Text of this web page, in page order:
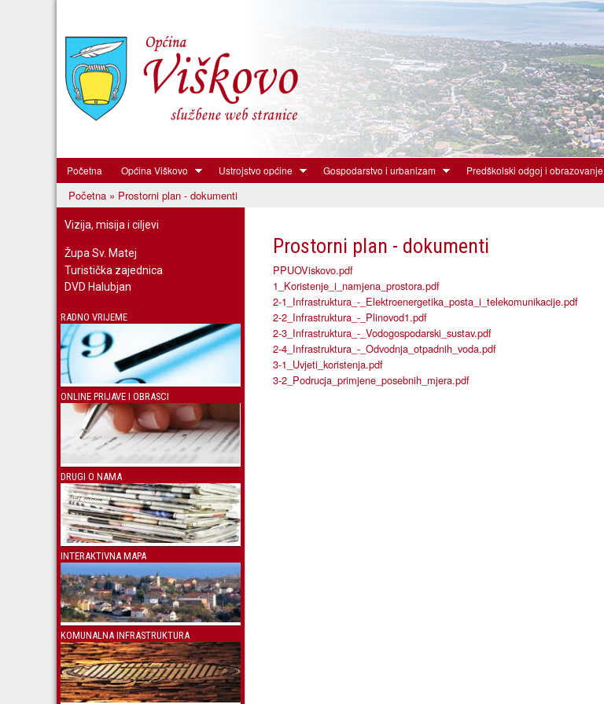
Skoči
glavni
sadržaj
Općina
Viškovo
Početna Općina Viškovo Ustrojstvo općine Gospodarstvo i urbanizam Predškolski odgoj i obrazovanje
Vi ste ovdje
Početna » Prostorni plan - dokumenti
Vizija, misija i ciljevi
Župa Sv. Matej
Turistička zajednica
DVD Halubjan
RADNO VRIJEME
ONLINE PRIJAVE I OBRASCI
DRUGI O NAMA
INTERAKTIVNA MAPA
KOMUNALNA INFRASTRUKTURA
Prostorni plan - dokumenti
PPUOViskovo.pdf
1_Koristenje_i_namjena_prostora.pdf
2-1_Infrastruktura_-_Elektroenergetika_posta_i_telekomunikacije.pdf
2-2_Infrastruktura_-_Plinovod1.pdf
2-3_Infrastruktura_-_Vodogospodarski_sustav.pdf
2-4_Infrastruktura_-_Odvodnja_otpadnih_voda.pdf
3-1_Uvjeti_koristenja.pdf
3-2_Podrucja_primjene_posebnih_mjera.pdf